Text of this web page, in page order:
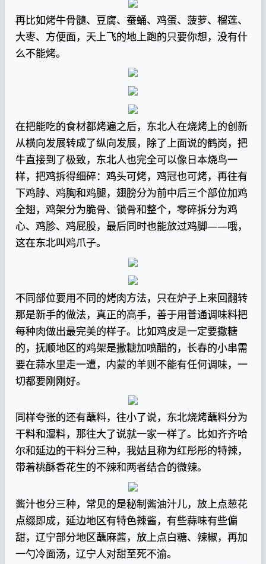
再比如烤牛骨髓、豆腐、蚕蛹、鸡蛋、菠萝、榴莲、
大枣、方便面，天上飞的地上跑的只要你想，没有什
么不能烤。
在把能吃的食材都烤遍之后，东北人在烧烤上的创新
从横向发展转成了纵向发展，除了上面说的鹤岗，把
牛直接到了极致，东北人也完全可以像日本烧鸟一
样，把鸡拆得细碎：鸡头可烤，鸡冠也可烤，再往有
下鸡脖、鸡胸和鸡腿，翅膀分为前中后三个部位加鸡
全翅，鸡架分为脆骨、锁骨和整个，零碎拆分为鸡
心、鸡胗、鸡屁股，最后同时也能放过鸡脚——哦，
这在东北叫鸡爪子。
不同部位要用不同的烤肉方法，只在炉子上来回翻转
那是新手的做法，真正的高手，善于用普通调味料把
每种肉做出最完美的样子。比如鸡皮是一定要撒糖
的，抚顺地区的鸡架是撒糖加喷醋的，长春的小串需
要在蒜水里走一遭，内蒙的羊则不能有任何调味，一
切都要刚刚好。
同样夸张的还有蘸料，往小了说，东北烧烤蘸料分为
干料和湿料，那往大了说就一家一样了。比如齐齐哈
尔和延边的干料分三种，我姑且称为红彤彤的特辣，
带着桃酥香花生的不辣和两者结合的微辣。
酱汁也分三种，常见的是秘制酱油汁儿，放上点葱花
点缀即成，延边地区有特色辣酱，有些蒜味有些偏
甜，辽宁部分地区蘸麻酱，放上点白糖、辣椒，再加
一勺冷面汤，辽宁人对甜至死不渝。